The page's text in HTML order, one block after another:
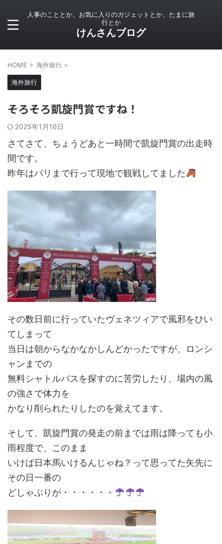
人事のこととか、お気に入りのガジェットとか、たまに旅
行とか
けんさんブログ
HOME > 海外旅行 >
海外旅行
そろそろ凱旋門賞ですね！
2025年1月16日
さてさて、ちょうどあと一時間で凱旋門賞の出走時
間です。
昨年はパリまで行って現地で観戦してました
その数日前に行っていたヴェネツィアで風邪をひい
てしまって
当日は朝からなかなかしんどかったですが、ロンシ
ャンまでの
無料シャトルバスを探すのに苦労したり、場内の風
の強さで体力を
かなり削られたりしたのを覚えてます。
そして、凱旋門賞の発走の前までは雨は降っても小
雨程度で、このまま
いけば日本馬いけるんじゃね？って思ってた矢先に
その日一番の
どしゃぶりが・・・・・・